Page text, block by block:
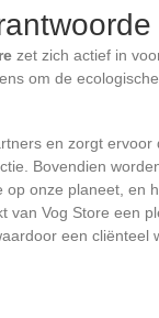
zet zich actief in
om de
en zorgt
Bovendien
onze planeet, en
van Vog Store een
een cliënteel